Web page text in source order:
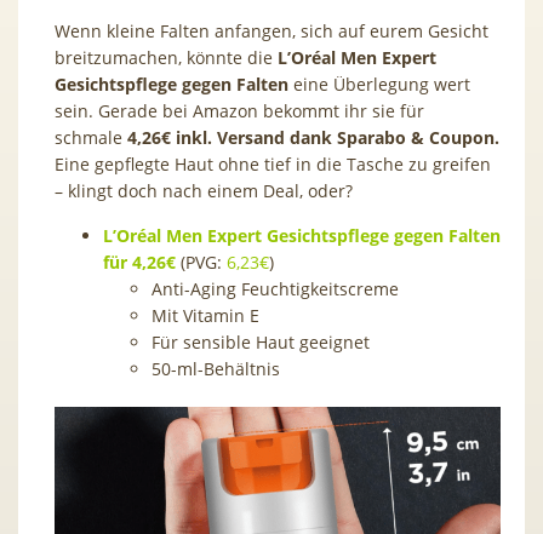
Wenn kleine Falten anfangen, sich auf eurem Gesicht
breitzumachen, könnte die L’Oréal Men Expert
Gesichtspflege gegen Falten eine Überlegung wert
sein. Gerade bei Amazon bekommt ihr sie für
schmale 4,26€ inkl. Versand dank Sparabo & Coupon.
Eine gepflegte Haut ohne tief in die Tasche zu greifen
– klingt doch nach einem Deal, oder?
L’Oréal Men Expert Gesichtspflege gegen Falten
für 4,26€ (PVG: 6,23€)
Anti-Aging Feuchtigkeitscreme
Mit Vitamin E
Für sensible Haut geeignet
50-ml-Behältnis